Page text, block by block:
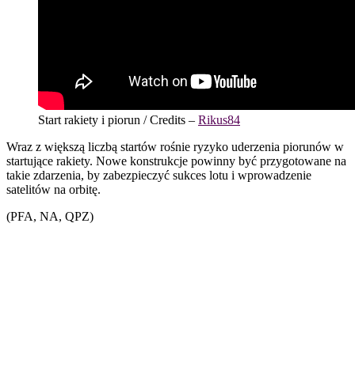
Start rakiety i piorun / Credits – Rikus84
Wraz z większą liczbą startów rośnie ryzyko uderzenia piorunów w
startujące rakiety. Nowe konstrukcje powinny być przygotowane na
takie zdarzenia, by zabezpieczyć sukces lotu i wprowadzenie
satelitów na orbitę.
(PFA, NA, QPZ)